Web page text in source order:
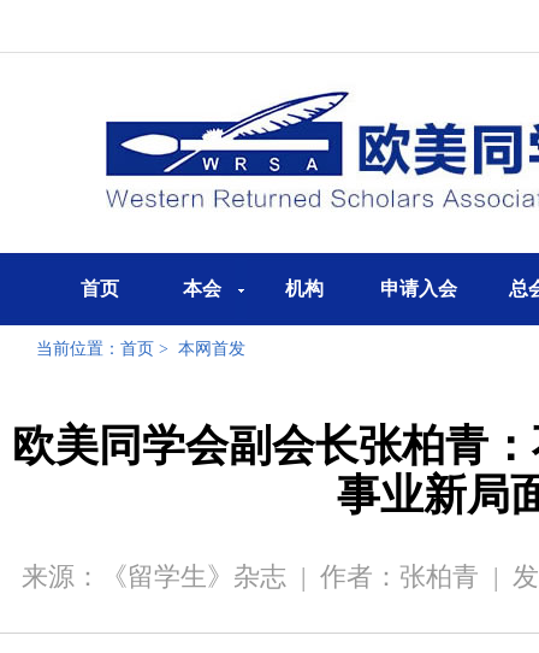
首页 本会 机构 申请入会 总
当前位置： 首页 > 本网首发
欧美同学会副会长张柏青
事业新局
来源：《留学生》杂志 | 作者：张柏青 |